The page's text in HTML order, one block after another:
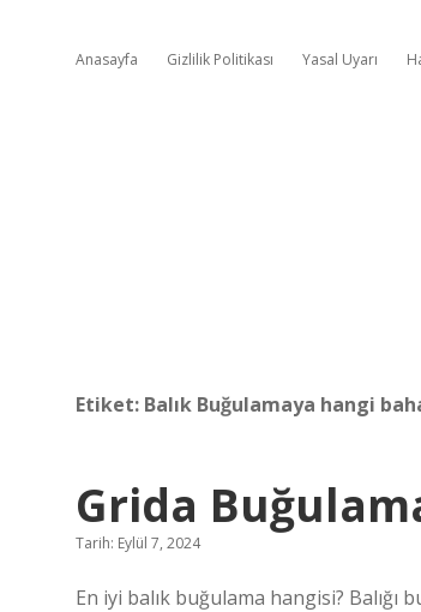
Anasayfa Gizlilik Politikası Yasal Uyarı
Etiket: Balık Buğulamaya hangi
Grida
Tarih: Eylül 7, 2024
En iyi balık buğulama hangisi? Balığı